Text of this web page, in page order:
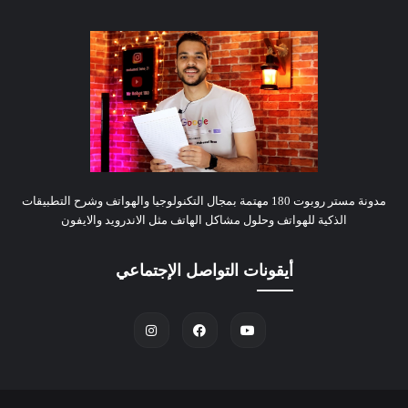
مدونة مستر روبوت 180 مهتمة بمجال التكنولوجيا والهواتف وشرح التطبيقات
الذكية للهواتف وحلول مشاكل الهاتف مثل الاندرويد والايفون
أيقونات التواصل الإجتماعي